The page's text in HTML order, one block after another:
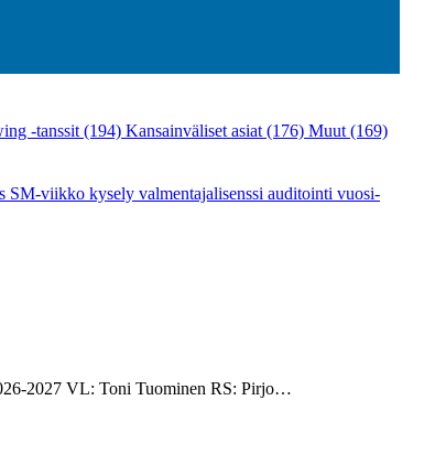
-tanssit (194) Kansainväliset asiat (176) Muut (169)
SM-viikko kysely valmentajalisenssi auditointi vuosi-
2027 VL: Toni Tuominen RS: Pirjo…